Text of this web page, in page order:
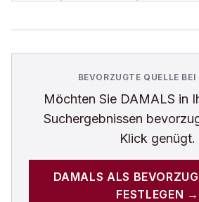
BEVORZUGTE QUELLE BEI
Möchten Sie DAMALS in
Suchergebnissen
Klick genügt.
DAMALS ALS
FESTLEGEN →